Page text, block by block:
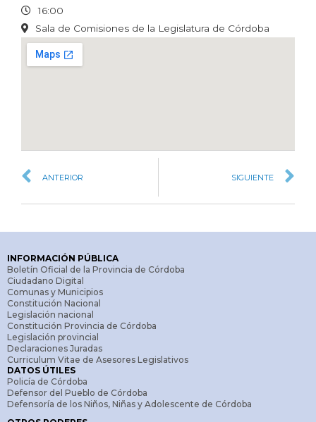
16:00
Sala de Comisiones de la Legislatura de Córdoba
ANTERIOR SIGUIENTE
INFORMACIÓN PÚBLICA
Boletín Oficial de la Provincia de Córdoba
Ciudadano Digital
Comunas y Municipios
Constitución Nacional
Legislación nacional
Constitución Provincia de Córdoba
Legislación provincial
Declaraciones Juradas
Curriculum Vitae de Asesores Legislativos
DATOS ÚTILES
Policía de Córdoba
Defensor del Pueblo de Córdoba
Defensoría de los Niños, Niñas y Adolescente de Córdoba